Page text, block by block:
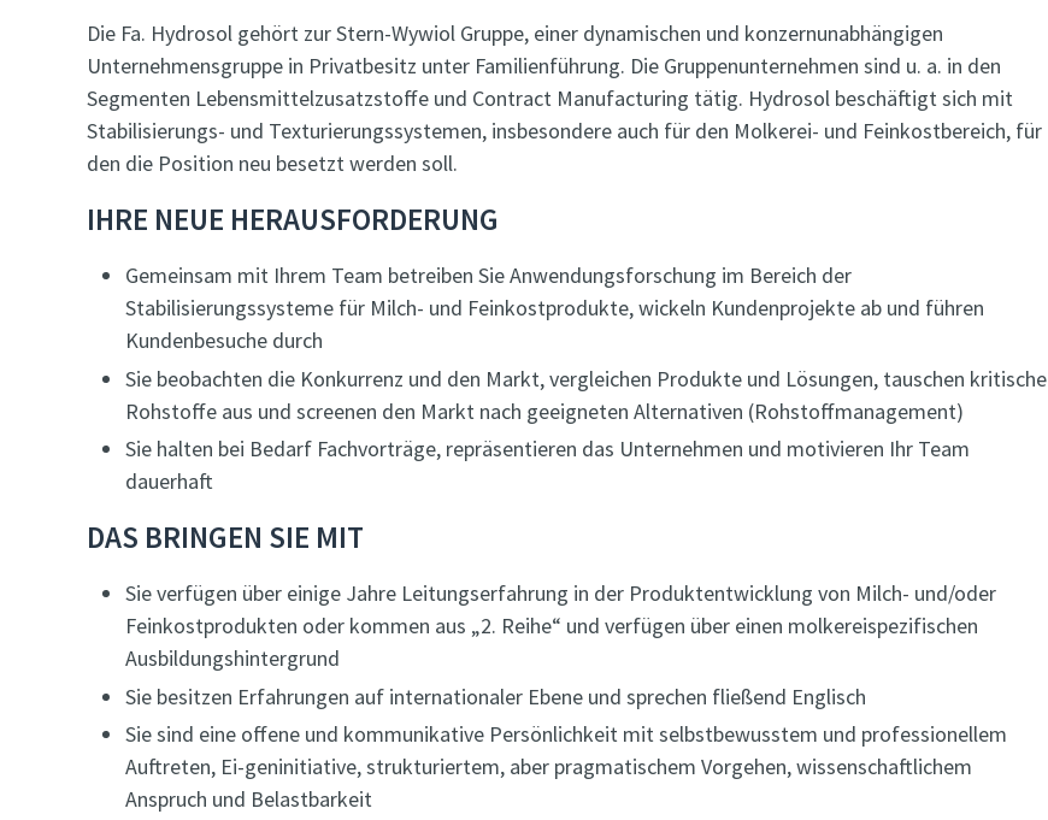
Die Fa. Hydrosol gehört zur Stern-Wywiol Gruppe, einer dynamischen und konzernunabhängigen
Unternehmensgruppe in Privatbesitz unter Familienführung. Die Gruppenunternehmen sind u. a. in den
Segmenten Lebensmittelzusatzstoffe und Contract Manufacturing tätig. Hydrosol beschäftigt sich mit
Stabilisierungs- und Texturierungssystemen, insbesondere auch für den Molkerei- und Feinkostbereich, für
den die Position neu besetzt werden soll.
IHRE NEUE HERAUSFORDERUNG
Gemeinsam mit Ihrem Team betreiben Sie Anwendungsforschung im Bereich der
Stabilisierungssysteme für Milch- und Feinkostprodukte, wickeln Kundenprojekte ab und führen
Kundenbesuche durch
Sie beobachten die Konkurrenz und den Markt, vergleichen Produkte und Lösungen, tauschen kritische
Rohstoffe aus und screenen den Markt nach geeigneten Alternativen (Rohstoffmanagement)
Sie halten bei Bedarf Fachvorträge, repräsentieren das Unternehmen und motivieren Ihr Team
dauerhaft
DAS BRINGEN SIE MIT
Sie verfügen über einige Jahre Leitungserfahrung in der Produktentwicklung von Milch- und/oder
Feinkostprodukten oder kommen aus „2. Reihe“ und verfügen über einen molkereispezifischen
Ausbildungshintergrund
Sie besitzen Erfahrungen auf internationaler Ebene und sprechen fließend Englisch
Sie sind eine offene und kommunikative Persönlichkeit mit selbstbewusstem und professionellem
Auftreten, Ei-geninitiative, strukturiertem, aber pragmatischem Vorgehen, wissenschaftlichem
Anspruch und Belastbarkeit